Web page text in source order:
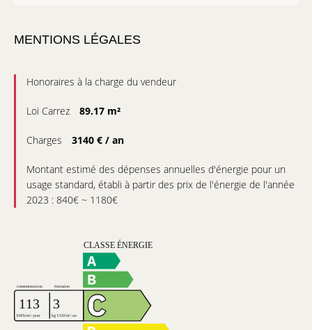
MENTIONS LÉGALES
Honoraires à la charge du vendeur
Loi Carrez 89.17 m²
Charges 3140 € / an
Montant estimé des dépenses annuelles d'énergie pour un
usage standard, établi à partir des prix de l'énergie de l'année
2023 : 840€ ~ 1180€